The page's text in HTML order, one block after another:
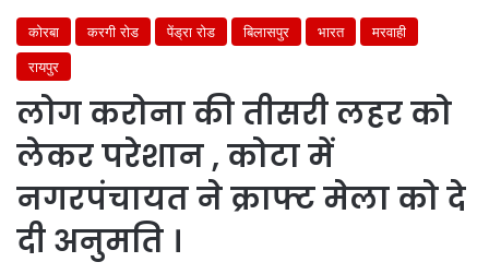
कोरबा करगी रोड पेंड्रा रोड बिलासपुर भारत
मरवाही
रायपुर
लोग करोना की तीसरी लहर को
लेकर परेशान , कोटा में
नगरपंचायत ने क्राफ्ट मेला को दे
दी अनुमति ।